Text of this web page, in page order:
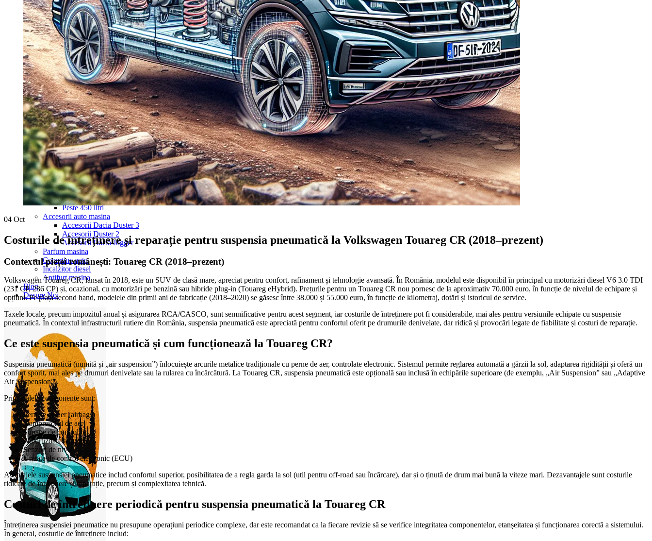
Navigație Mercedes W204
Navigație Mercedes W211
Navigație Mercedes Sprinter
Passat
Navigație Passat B5
Navigație Passat B5 5
Navigație Passat B6
Navigație Passat B7
Navigație Passat B8
Navigație Passat CC
Skoda
Navigație Skoda Fabia 1
Navigație Skoda Fabia 2
Navigație Skoda Octavia 1
Navigație Skoda Octavia 2
Navigație Skoda Octavia 3
Navigație Skoda Rapid
Navigație Skoda Superb 1
Navigație Skoda Superb 2
Navigație Toyota Avensis T25
Portbagaj Plafon Auto
Sub 350 Litri
Peste 350 Litri
Peste 450 litri
Accesorii auto masina
Accesorii Dacia Duster 3
Accesorii Duster 2
Accesorii Dacia Jogger
Parfum masina
Copertine auto
Incalzitor diesel
Antifurt masina
Blog
Despre Noi
04 Oct
Costurile de întreținere și reparație pentru suspensia pneumatică la Volkswagen Touareg CR (2018–prezent)
Contextul pieței românești: Touareg CR (2018–prezent)
Volkswagen Touareg CR, lansat în 2018, este un SUV de clasă mare, apreciat pentru confort, rafinament și tehnologie avansată. În România, modelul este disponibil în principal cu motorizări diesel V6 3.0 TDI
(231 CP, 286 CP) și, ocazional, cu motorizări pe benzină sau hibride plug-in (Touareg eHybrid). Prețurile pentru un Touareg CR nou pornesc de la aproximativ 70.000 euro, în funcție de nivelul de echipare și
opțiuni. Pe piața second hand, modelele din primii ani de fabricație (2018–2020) se găsesc între 38.000 și 55.000 euro, în funcție de kilometraj, dotări și istoricul de service.
Taxele locale, precum impozitul anual și asigurarea RCA/CASCO, sunt semnificative pentru acest segment, iar costurile de întreținere pot fi considerabile, mai ales pentru versiunile echipate cu suspensie
pneumatică. În contextul infrastructurii rutiere din România, suspensia pneumatică este apreciată pentru confortul oferit pe drumurile denivelate, dar ridică și provocări legate de fiabilitate și costuri de reparație.
Ce este suspensia pneumatică și cum funcționează la Touareg CR?
Suspensia pneumatică (numită și „air suspension”) înlocuiește arcurile metalice tradiționale cu perne de aer, controlate electronic. Sistemul permite reglarea automată a gărzii la sol, adaptarea rigidității și oferă un
confort sporit, mai ales pe drumuri denivelate sau la rularea cu încărcătură. La Touareg CR, suspensia pneumatică este opțională sau inclusă în echipările superioare (de exemplu, „Air Suspension” sau „Adaptive
Air Suspension”).
Principalele componente sunt:
Pernele de aer (airbags)
Compresorul de aer
Supape de control
Amortizoare adaptive
Senzori de nivel
Unitate de control electronic (ECU)
Avantajele suspensiei pneumatice includ confortul superior, posibilitatea de a regla garda la sol (util pentru off-road sau încărcare), dar și o ținută de drum mai bună la viteze mari. Dezavantajele sunt costurile
ridicate de întreținere și reparație, precum și complexitatea tehnică.
Costuri de întreținere periodică pentru suspensia pneumatică la Touareg CR
Întreținerea suspensiei pneumatice nu presupune operațiuni periodice complexe, dar este recomandat ca la fiecare revizie să se verifice integritatea componentelor, etanșeitatea și funcționarea corectă a sistemului.
În general, costurile de întreținere includ: